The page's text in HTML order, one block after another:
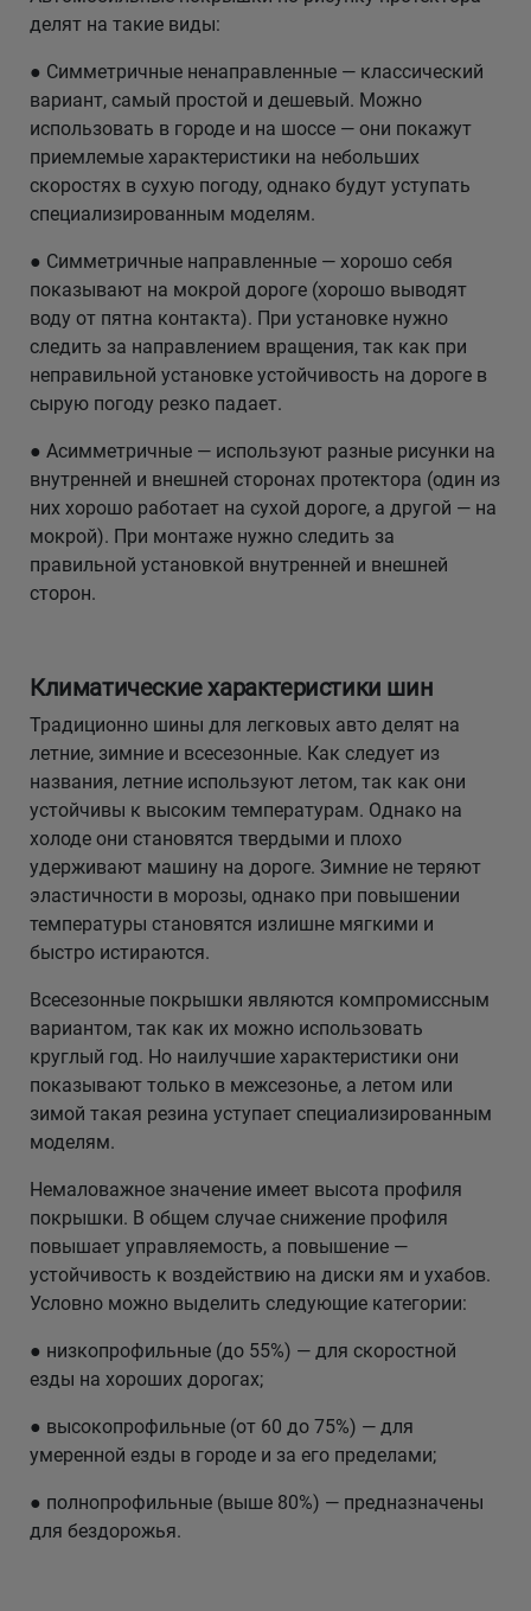
делят на такие виды:
● Симметричные ненаправленные — классический
вариант, самый простой и дешевый. Можно
использовать в городе и на шоссе — они покажут
приемлемые характеристики на небольших
скоростях в сухую погоду, однако будут уступать
специализированным моделям.
● Симметричные направленные — хорошо себя
показывают на мокрой дороге (хорошо выводят
воду от пятна контакта). При установке нужно
следить за направлением вращения, так как при
неправильной установке устойчивость на дороге в
сырую погоду резко падает.
● Асимметричные — используют разные рисунки на
внутренней и внешней сторонах протектора (один из
них хорошо работает на сухой дороге, а другой — на
мокрой). При монтаже нужно следить за
правильной установкой внутренней и внешней
сторон.
Климатические характеристики шин
Традиционно шины для легковых авто делят на
летние, зимние и всесезонные. Как следует из
названия, летние используют летом, так как они
устойчивы к высоким температурам. Однако на
холоде они становятся твердыми и плохо
удерживают машину на дороге. Зимние не теряют
эластичности в морозы, однако при повышении
температуры становятся излишне мягкими и
быстро истираются.
Всесезонные покрышки являются компромиссным
вариантом, так как их можно использовать
круглый год. Но наилучшие характеристики они
показывают только в межсезонье, а летом или
зимой такая резина уступает специализированным
моделям.
Немаловажное значение имеет высота профиля
покрышки. В общем случае снижение профиля
повышает управляемость, а повышение —
устойчивость к воздействию на диски ям и ухабов.
Условно можно выделить следующие категории:
● низкопрофильные (до 55%) — для скоростной
езды на хороших дорогах;
● высокопрофильные (от 60 до 75%) — для
умеренной езды в городе и за его пределами;
● полнопрофильные (выше 80%) — предназначены
для бездорожья.